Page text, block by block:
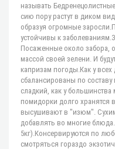
называть
сию пору растут в диком
образуя огромные
устойчивы к
Посаженные около забора,
массой своей зелени. И
капризам погоды.Как у
сбалансированы по составу
сладкий, как у
помидорки долго хранятся
высушивают в "изюм".
добавлять во многие
5кг).Консервируются по
смотряться гораздо